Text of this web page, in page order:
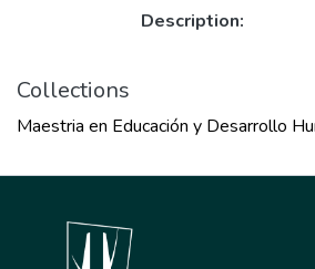
Description:
Collections
Maestria en Educación y Desarrollo